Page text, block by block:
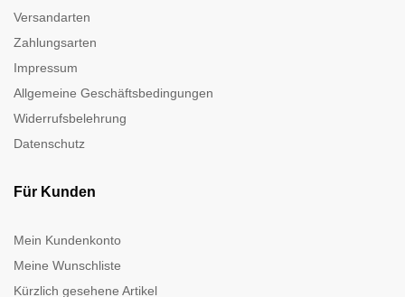
Versandarten
Zahlungsarten
Impressum
Allgemeine Geschäftsbedingungen
Widerrufsbelehrung
Datenschutz
Für Kunden
Mein Kundenkonto
Meine Wunschliste
Kürzlich gesehene Artikel